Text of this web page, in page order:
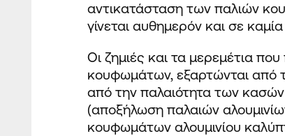
αντικατάσταση των παλιών
γίνεται αυθημερόν και σε
Οι ζημιές και τα μερεμέτια
κουφωμάτων, εξαρτώνται από
από την παλαιότητα των
(αποξήλωση παλαιών
κουφωμάτων αλουμινίου